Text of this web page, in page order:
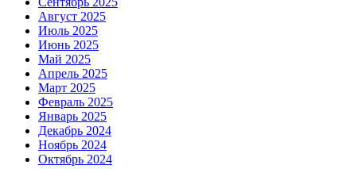
Август 2025
Июль 2025
Июнь 2025
Май 2025
Апрель 2025
Март 2025
Февраль 2025
Январь 2025
Декабрь 2024
Ноябрь 2024
Октябрь 2024